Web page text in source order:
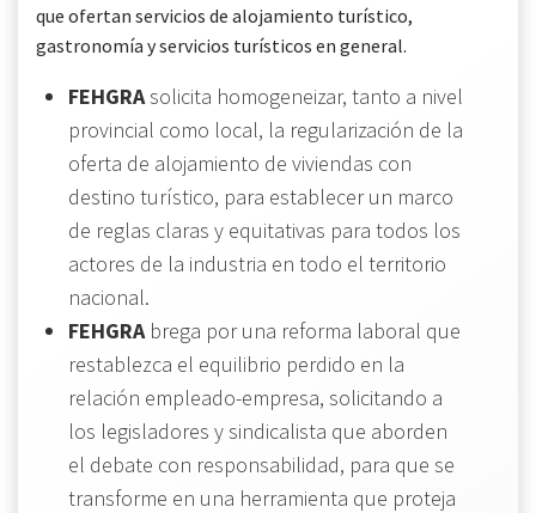
que ofertan servicios de alojamiento turístico,
gastronomía y servicios turísticos en general.
FEHGRAsolicita homogeneizar, tanto a nivel
provincial como local, la regularización de la
oferta de alojamiento de viviendas con
destino turístico, para establecer un marco
de reglas claras y equitativas para todos los
actores de la industria en todo el territorio
nacional.
FEHGRAbrega por una reforma laboral que
restablezca el equilibrio perdido en la
relación empleado-empresa, solicitando a
los legisladores y sindicalista que aborden
el debate con responsabilidad, para que se
transforme en una herramienta que proteja